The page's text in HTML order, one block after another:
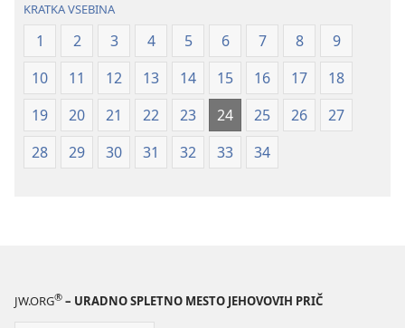
2021)2021)
KRATKA VSEBINA
1 2 3 4 5 6 7 8
9
10
11 12 13 14 15 16 17
18
19
20 21 22 23 24 25 26
27
28
29 30 31 32 33 34
JW.ORG® – URADNO SPLETNO MESTO JEHOVOVIH PRIČ